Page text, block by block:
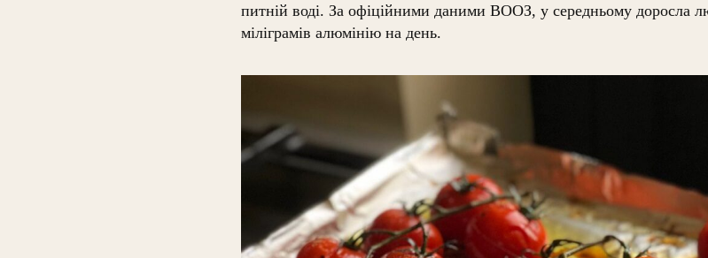
питній воді. За офіційними даними ВООЗ, у середньому доросла
міліграмів алюмінію на день.